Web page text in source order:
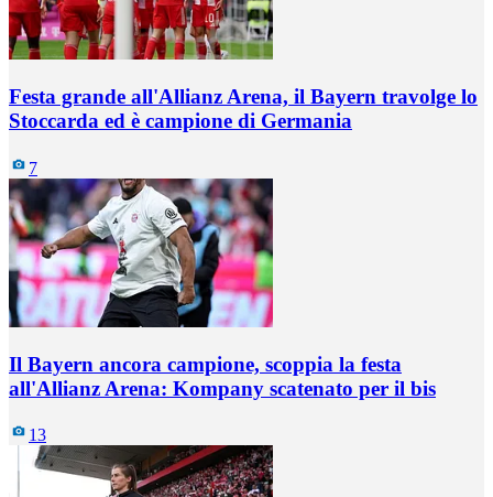
Festa grande all'Allianz Arena, il Bayern travolge lo
Stoccarda ed è campione di Germania
7
Il Bayern ancora campione, scoppia la festa
all'Allianz Arena: Kompany scatenato per il bis
13